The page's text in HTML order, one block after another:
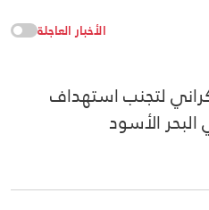
الأخبار العاجلة
لتجنب استهداف
الأسود